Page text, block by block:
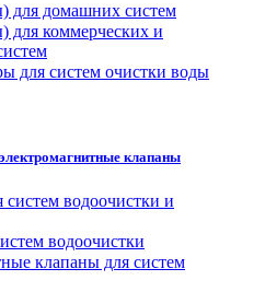
для домашних систем
для коммерческих и
для систем очистки воды
клапаны
водоочистки и
водоочистки
клапаны для систем